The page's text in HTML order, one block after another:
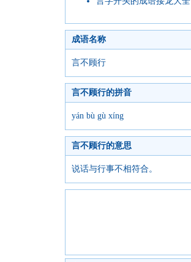
成语名称
言不顾行
言不顾行的拼音
yán bù gù xíng
言不顾行的意思
说话与行事不相符合。